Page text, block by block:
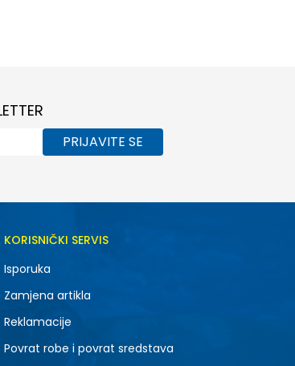
PRIJAVITE SE
KORISNIČKI SERVIS
Isporuka
Zamjena artikla
Reklamacije
Povrat robe i povrat sredstava